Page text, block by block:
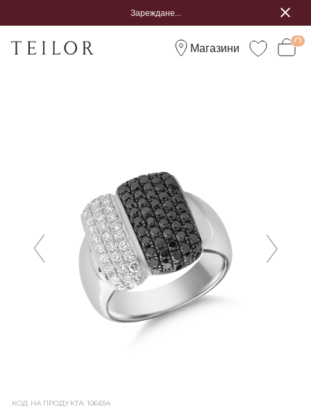
Зареждане...
Магазини
КОД НА ПРОДУКТА:106654